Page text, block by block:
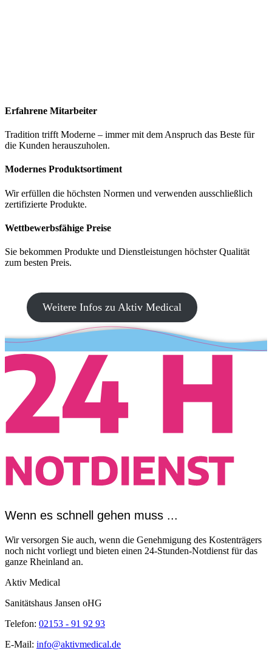
Erfahrene Mitarbeiter
Tradition trifft Moderne – immer mit dem Anspruch das Beste für
die Kunden herauszuholen.
Modernes Produktsortiment
Wir erfüllen die höchsten Normen und verwenden ausschließlich
zertifizierte Produkte.
Wettbewerbsfähige Preise
Sie bekommen Produkte und Dienstleistungen höchster Qualität
zum besten Preis.
Weitere Infos zu Aktiv Medical
Wenn es schnell gehen muss ...
Wir versorgen Sie auch, wenn die Genehmigung des Kostenträgers
noch nicht vorliegt und bieten einen 24-Stunden-Notdienst für das
ganze Rheinland an.
Aktiv Medical
Sanitätshaus Jansen oHG
Telefon: 02153 - 91 92 93
E-Mail: info@aktivmedical.de